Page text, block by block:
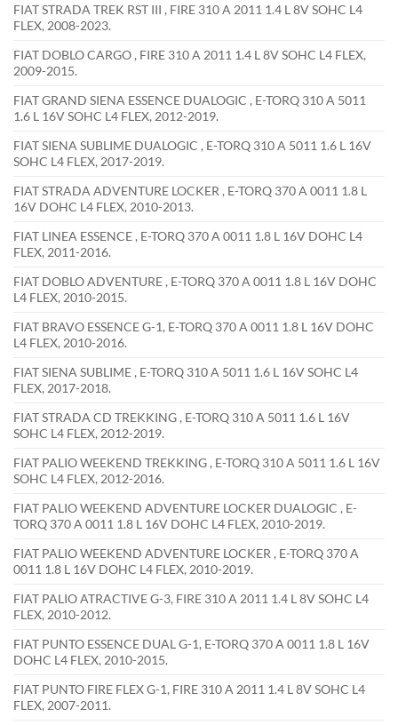
FIAT STRADA TREK RST III , FIRE 310 A 2011 1.4 L 8V SOHC L4
FLEX, 2008-2023.
FIAT DOBLO CARGO , FIRE 310 A 2011 1.4 L 8V SOHC L4 FLEX,
2009-2015.
FIAT GRAND SIENA ESSENCE DUALOGIC , E-TORQ 310 A 5011
1.6 L 16V SOHC L4 FLEX, 2012-2019.
FIAT SIENA SUBLIME DUALOGIC , E-TORQ 310 A 5011 1.6 L 16V
SOHC L4 FLEX, 2017-2019.
FIAT STRADA ADVENTURE LOCKER , E-TORQ 370 A 0011 1.8 L
16V DOHC L4 FLEX, 2010-2013.
FIAT LINEA ESSENCE , E-TORQ 370 A 0011 1.8 L 16V DOHC L4
FLEX, 2011-2016.
FIAT DOBLO ADVENTURE , E-TORQ 370 A 0011 1.8 L 16V DOHC
L4 FLEX, 2010-2015.
FIAT BRAVO ESSENCE G-1, E-TORQ 370 A 0011 1.8 L 16V DOHC
L4 FLEX, 2010-2016.
FIAT SIENA SUBLIME , E-TORQ 310 A 5011 1.6 L 16V SOHC L4
FLEX, 2017-2018.
FIAT STRADA CD TREKKING , E-TORQ 310 A 5011 1.6 L 16V
SOHC L4 FLEX, 2012-2019.
FIAT PALIO WEEKEND TREKKING , E-TORQ 310 A 5011 1.6 L 16V
SOHC L4 FLEX, 2012-2016.
FIAT PALIO WEEKEND ADVENTURE LOCKER DUALOGIC , E-
TORQ 370 A 0011 1.8 L 16V DOHC L4 FLEX, 2010-2019.
FIAT PALIO WEEKEND ADVENTURE LOCKER , E-TORQ 370 A
0011 1.8 L 16V DOHC L4 FLEX, 2010-2019.
FIAT PALIO ATRACTIVE G-3, FIRE 310 A 2011 1.4 L 8V SOHC L4
FLEX, 2010-2012.
FIAT PUNTO ESSENCE DUAL G-1, E-TORQ 370 A 0011 1.8 L 16V
DOHC L4 FLEX, 2010-2015.
FIAT PUNTO FIRE FLEX G-1, FIRE 310 A 2011 1.4 L 8V SOHC L4
FLEX, 2007-2011.